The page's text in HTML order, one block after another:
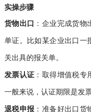
实操步骤
货物出口 ：企业完成货
单证。比如某企业出口一
关出具的报关单。
发票认证 ：取得增值税专
一般来说，认证期限是发
退税申报 ：准备好出口